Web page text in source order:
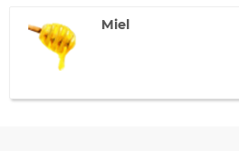
Miel